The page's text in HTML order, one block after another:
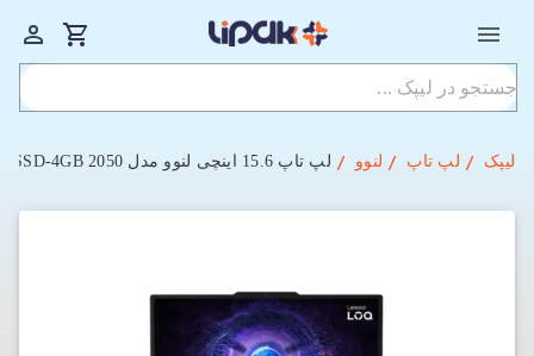
لیپک لپ تاپ لنوو لپ‌ تاپ 15.6 اینچی لنوو مدل LOQ 15IAX9-1AX i5-16GB-512SSD-4GB 2050